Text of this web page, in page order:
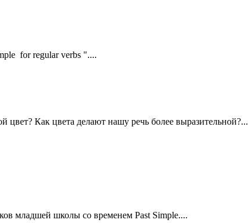
for regular verbs "....
Как цвета делают нашу речь более выразительной?...
младшей школы со временем Past Simple....